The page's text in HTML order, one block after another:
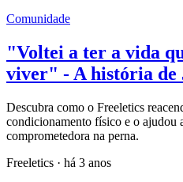
Comunidade
"Voltei a ter a vida
viver" - A história de
Descubra como o Freeletics
condicionamento físico e o ajudou
comprometedora na perna.
Freeletics · há 3 anos